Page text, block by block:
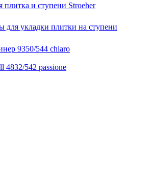
и ступени Stroeher
укладки плитки на ступени
9350/544 chiaro
4832/542 passione